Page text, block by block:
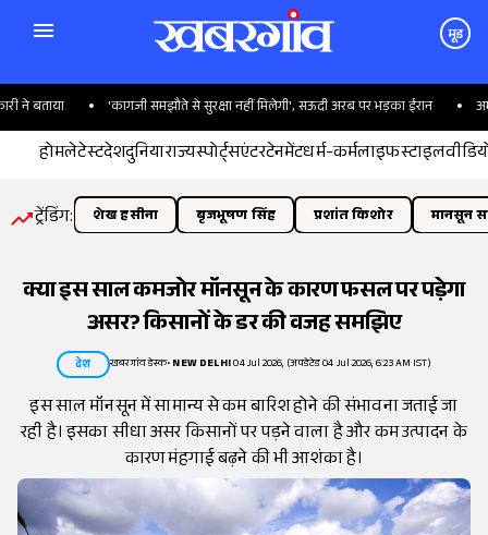
मूड
'कागजी समझौते से सुरक्षा नहीं मिलेगी', सऊदी अरब पर भड़का ईरान
होमलेटेस्टदेशदुनियाराज्यस्पोर्ट्सएंटरटेनमेंटधर्म-कर्मलाइफस्टाइल
ट्रेंडिंग: शेख हसीना बृजभूषण सिंह प्रशांत किशोर मानसून
क्या इस साल कमजोर मॉनसून के कारण फसल पर पड़ेगा
असर? किसानों के डर की वजह समझिए
देश खबरगांव डेस्क•NEW DELHI04 Jul 2026, (अपडेटेड 04 Jul 2026, 6:23 AM IST)
इस साल मॉनसून में सामान्य से कम बारिश होने की संभावना जताई जा
रही है। इसका सीधा असर किसानों पर पड़ने वाला है और कम उत्पादन के
कारण मंहगाई बढ़ने की भी आशंका है।